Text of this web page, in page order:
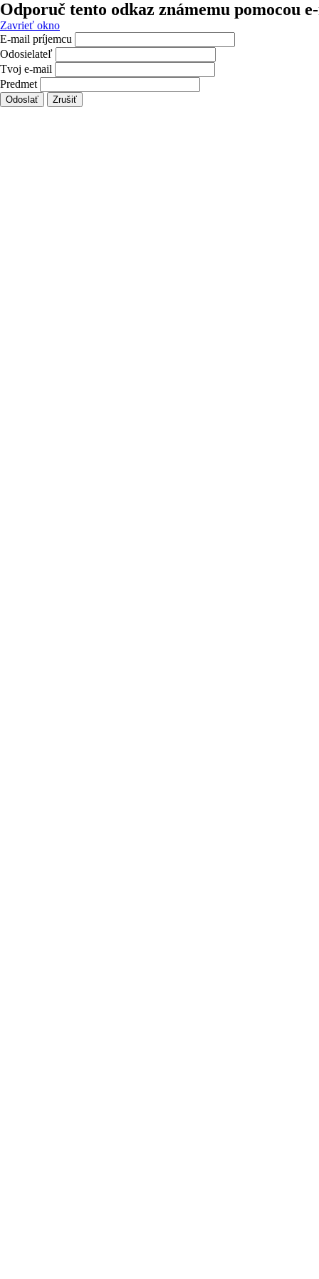
Odporuč tento odkaz známemu pomocou
Zavrieť okno
E-mail príjemcu
Odosielateľ
Tvoj e-mail
Predmet
Odoslať Zrušiť